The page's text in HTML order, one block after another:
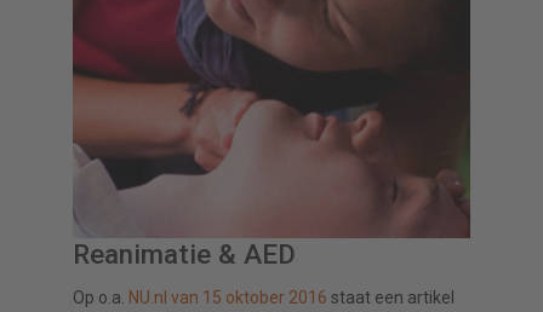
Reanimatie & AED
Op o.a. NU.nl van 15 oktober 2016 staat een artikel